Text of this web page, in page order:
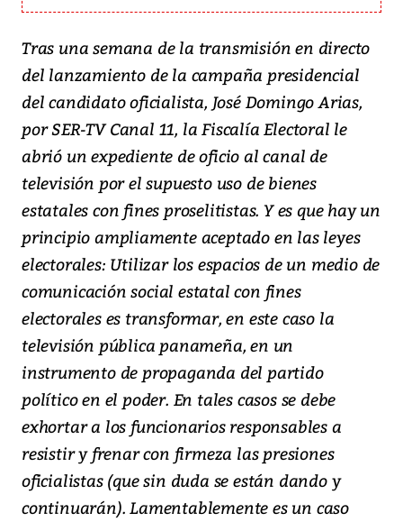
Tras una semana de la transmisión en directo
del lanzamiento de la campaña presidencial
del candidato oficialista, José Domingo Arias,
por SER-TV Canal 11, la Fiscalía Electoral le
abrió un expediente de oficio al canal de
televisión por el supuesto uso de bienes
estatales con fines proselitistas. Y es que hay un
principio ampliamente aceptado en las leyes
electorales: Utilizar los espacios de un medio de
comunicación social estatal con fines
electorales es transformar, en este caso la
televisión pública panameña, en un
instrumento de propaganda del partido
político en el poder. En tales casos se debe
exhortar a los funcionarios responsables a
resistir y frenar con firmeza las presiones
oficialistas (que sin duda se están dando y
continuarán). Lamentablemente es un caso